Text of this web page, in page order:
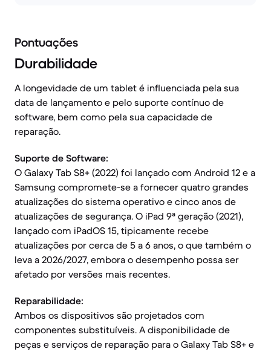
Pontuações
Durabilidade
A longevidade de um tablet é influenciada pela sua
data de lançamento e pelo suporte contínuo de
software, bem como pela sua capacidade de
reparação.
Suporte de Software:
O Galaxy Tab S8+ (2022) foi lançado com Android 12 e a
Samsung compromete-se a fornecer quatro grandes
atualizações do sistema operativo e cinco anos de
atualizações de segurança. O iPad 9ª geração (2021),
lançado com iPadOS 15, tipicamente recebe
atualizações por cerca de 5 a 6 anos, o que também o
leva a 2026/2027, embora o desempenho possa ser
afetado por versões mais recentes.
Reparabilidade:
Ambos os dispositivos são projetados com
componentes substituíveis. A disponibilidade de
peças e serviços de reparação para o Galaxy Tab S8+ e